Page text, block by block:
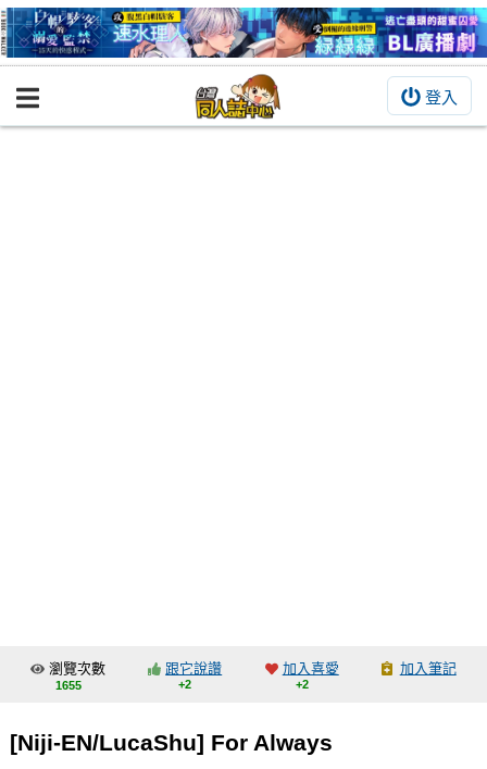
登入
BOOKY書集倉庫
交流中心
會員功能選單
瀏覽次數
1655
跟它說讚
+2
加入喜愛
+2
加入筆記
[Niji-EN/LucaShu] For Always